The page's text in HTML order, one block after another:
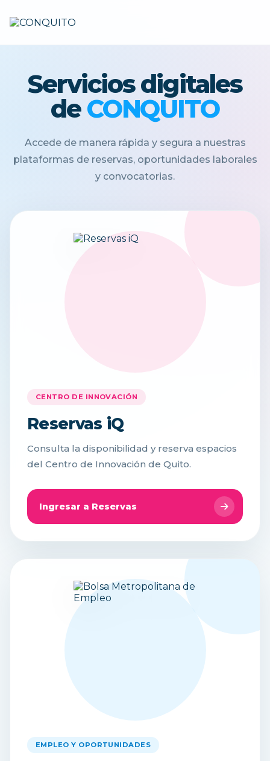
Servicios digitales
de CONQUITO
Accede de manera rápida y segura a nuestras
plataformas de reservas, oportunidades laborales
y convocatorias.
CENTRO DE INNOVACIÓN
Reservas iQ
Consulta la disponibilidad y reserva espacios
del Centro de Innovación de Quito.
Ingresar a Reservas
EMPLEO Y OPORTUNIDADES